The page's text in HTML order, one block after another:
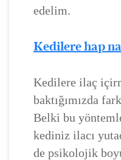
edelim.
Kedilere hap
Kedilere ilaç
baktığımızda
Belki bu
kediniz ilacı
de psikolojik